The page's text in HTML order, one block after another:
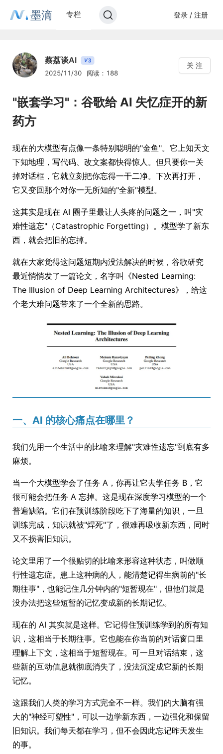
墨滴 专栏 登录 / 注册
蔡荔谈AI V3
2025/11/30 阅读：188
关 注
"嵌套学习"：谷歌给 AI 失忆症开的新
药方
现在的大模型有点像一条特别聪明的"金鱼"。它上知天文
下知地理，写代码、改文案都快得惊人。但只要你一关
掉对话框，它就立刻把你忘得一干二净。下次再打开，
它又变回那个对你一无所知的"全新"模型。
这其实是现在 AI 圈子里最让人头疼的问题之一，叫"灾
难性遗忘"（Catastrophic Forgetting）。模型学了新东
西，就会把旧的忘掉。
就在大家觉得这问题短期内没法解决的时候，谷歌研究
最近悄悄发了一篇论文，名字叫《Nested Learning:
The Illusion of Deep Learning Architectures》，给这
个老大难问题带来了一个全新的思路。
一、AI 的核心痛点在哪里？
我们先用一个生活中的比喻来理解"灾难性遗忘"到底有多
麻烦。
当一个大模型学会了任务 A，你再让它去学任务 B，它
很可能会把任务 A 忘掉。这是现在深度学习模型的一个
普遍缺陷。它们在预训练阶段吃下了海量的知识，一旦
训练完成，知识就被"焊死"了，很难再吸收新东西，同时
又不损害旧知识。
论文里用了一个很贴切的比喻来形容这种状态，叫做顺
行性遗忘症。患上这种病的人，能清楚记得生病前的"长
期往事"，也能记住几分钟内的"短暂现在"，但他们就是
没办法把这些短暂的记忆变成新的长期记忆。
现在的 AI 其实就是这样。它记得住预训练学到的所有知
识，这相当于长期往事。它也能在你当前的对话窗口里
理解上下文，这相当于短暂现在。可一旦对话结束，这
些新的互动信息就彻底消失了，没法沉淀成它新的长期
记忆。
这跟我们人类的学习方式完全不一样。我们的大脑有强
大的"神经可塑性"，可以一边学新东西，一边强化和保留
旧知识。我们每天都在学习，但不会因此忘记昨天发生
的事。